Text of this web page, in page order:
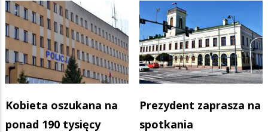
Kobieta oszukana na
ponad 190 tysięcy
Prezydent zaprasza na
spotkania